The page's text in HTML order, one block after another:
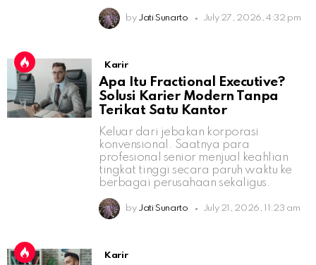
by Jati Sunarto July 27, 2026, 4:32 pm
Karir
Apa Itu Fractional Executive?
Solusi Karier Modern Tanpa
Terikat Satu Kantor
Keluar dari jebakan korporasi
konvensional. Saatnya para
profesional senior menjual keahlian
tingkat tinggi secara paruh waktu ke
berbagai perusahaan sekaligus.
by Jati Sunarto July 21, 2026, 11:23 am
Karir